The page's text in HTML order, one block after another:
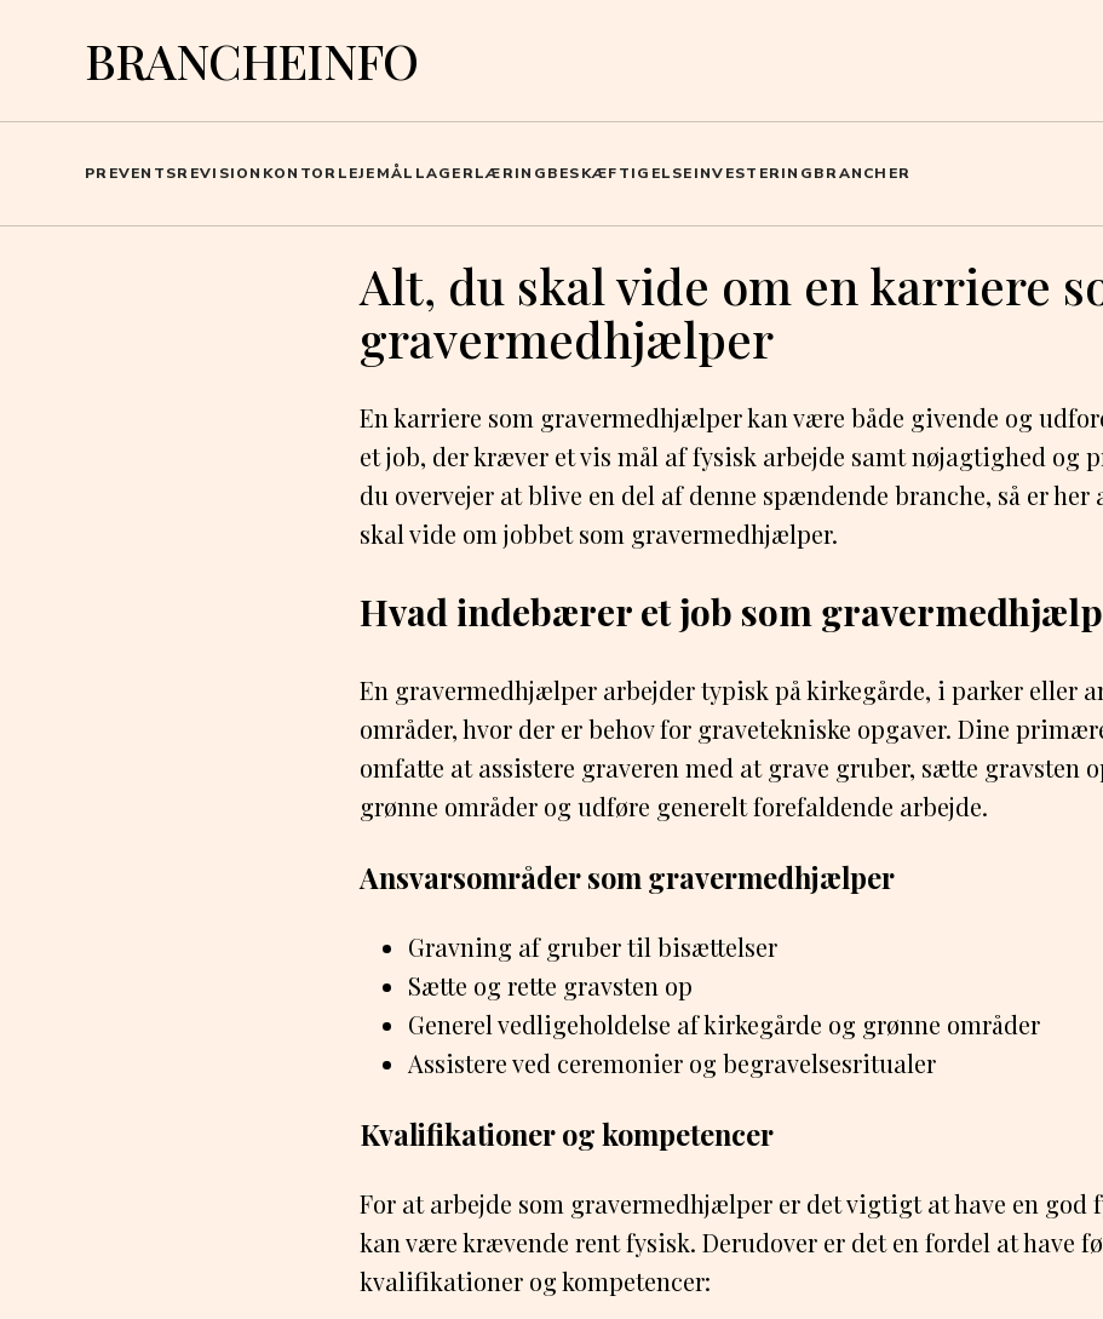
BRANCHEINFO
PREVENTSREVISION KONTORLEJEMÅL LAGERLÆRINGBESKÆFTIGELSEINVESTERINGBRANCHER
Alt, du skal vide om en karriere
gravermedhjælper
En karriere som gravermedhjælper kan være både givende og
et job, der kræver et vis mål af fysisk arbejde samt nøjagtighed og
du overvejer at blive en del af denne spændende branche, så er her
skal vide om jobbet som gravermedhjælper.
Hvad indebærer et job som
En gravermedhjælper arbejder typisk på kirkegårde, i parker eller
områder, hvor der er behov for gravetekniske opgaver. Dine
omfatte at assistere graveren med at grave gruber, sætte gravsten
grønne områder og udføre generelt forefaldende arbejde.
Ansvarsområder som gravermedhjælper
Gravning af gruber til bisættelser
Sætte og rette gravsten op
Generel vedligeholdelse af kirkegårde og grønne områder
Assistere ved ceremonier og begravelsesritualer
Kvalifikationer og kompetencer
For at arbejde som gravermedhjælper er det vigtigt at have en god
kan være krævende rent fysisk. Derudover er det en fordel at have
kvalifikationer og kompetencer: